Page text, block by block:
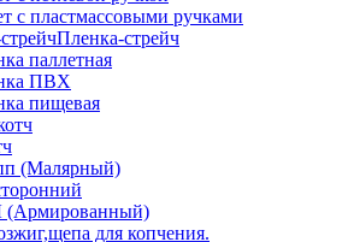
с пластмассовыми ручками
Пленка-стрейч
паллетная
ПВХ
пищевая
(Малярный)